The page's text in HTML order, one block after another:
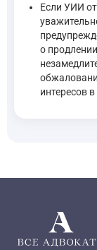
Если УИИ
о
интересов в